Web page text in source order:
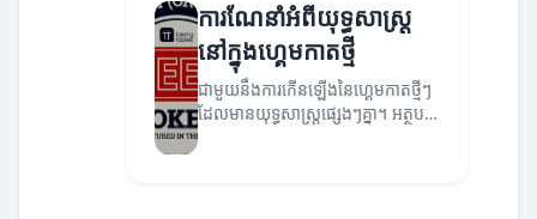
ការណែនាំអំពីយុទ្ធសាស្ត្រ
នៅក្នុងហ្គេមកាតថ្មី
ជាមួយនឹងការកើនឡើងនៃហ្គេមកាតថ្មីៗ
ដែលមានយុទ្ធសាស្ត្រផ្សេងៗគ្នា។ អត្ថបទ
នេះនឹងពិភាក្សាអំពីយុទ្ធសាស្ត្រដែលអ្នក